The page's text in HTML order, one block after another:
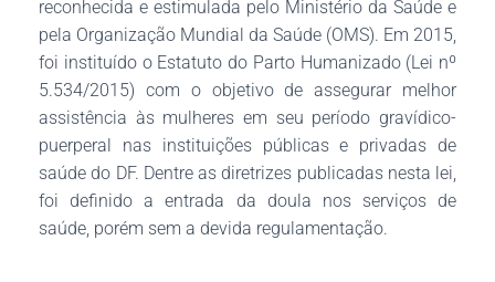
reconhecida e estimulada pelo Ministério da Saúde e
pela Organização Mundial da Saúde (OMS). Em 2015,
foi instituído o Estatuto do Parto Humanizado (Lei nº
5.534/2015) com o objetivo de assegurar melhor
assistência às mulheres em seu período gravídico-
puerperal nas instituições públicas e privadas de
saúde do DF. Dentre as diretrizes publicadas nesta lei,
foi definido a entrada da doula nos serviços de
saúde, porém sem a devida regulamentação.